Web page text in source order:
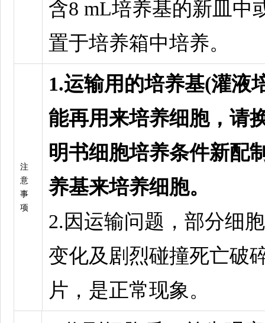
含8 mL培养基的新皿中
置于培养箱中培养。
注
意
事
项
1.运输用的培养基(灌液
能再用来培养细胞，请
明书细胞培养条件新配
养基来培养细胞。
2.因运输问题，部分细
变化及剧烈碰撞死亡破
片，是正常现象。